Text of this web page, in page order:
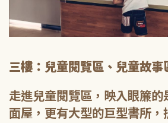
三樓：兒童閱覽區、兒童故事
走進兒童閱覽區，映入眼簾的
面屋，更有大型的巨型書所，